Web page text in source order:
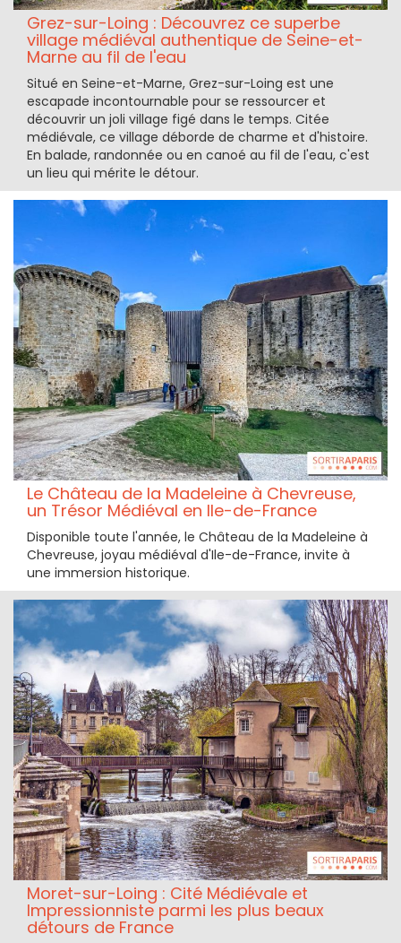
Grez-sur-Loing : Découvrez ce superbe
village médiéval authentique de Seine-et-
Marne au fil de l'eau
Situé en Seine-et-Marne, Grez-sur-Loing est une
escapade incontournable pour se ressourcer et
découvrir un joli village figé dans le temps. Citée
médiévale, ce village déborde de charme et d'histoire.
En balade, randonnée ou en canoé au fil de l'eau, c'est
un lieu qui mérite le détour.
Le Château de la Madeleine à Chevreuse,
un Trésor Médiéval en Ile-de-France
Disponible toute l'année, le Château de la Madeleine à
Chevreuse, joyau médiéval d'Ile-de-France, invite à
une immersion historique.
Moret-sur-Loing : Cité Médiévale et
Impressionniste parmi les plus beaux
détours de France